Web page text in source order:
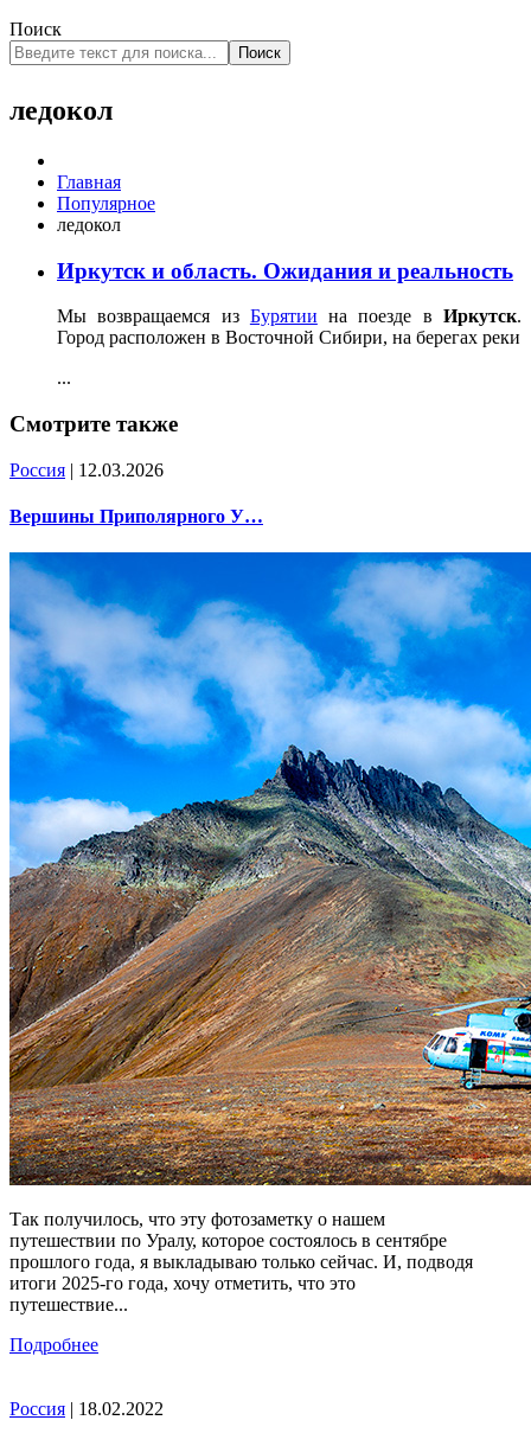
Поиск
Поиск
ледокол
Главная
Популярное
ледокол
Иркутск и область. Ожидания и реальность
Мы возвращаемся из Бурятии на поезде вИркутск.
Город расположен в Восточной Сибири, на берегах реки
...
Смотрите также
Россия | 12.03.2026
Вершины Приполярного У…
Так получилось, что эту фотозаметку о нашем
путешествии по Уралу, которое состоялось в сентябре
прошлого года, я выкладываю только сейчас. И, подводя
итоги 2025-го года, хочу отметить, что это
путешествие...
Подробнее
Россия | 18.02.2022